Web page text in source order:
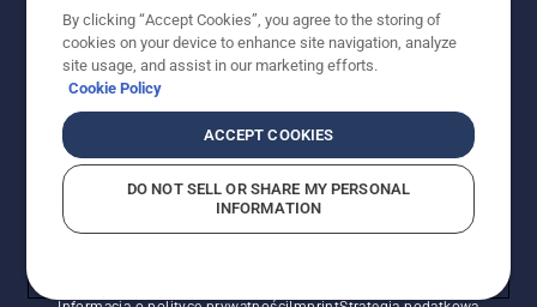
By clicking “Accept Cookies”, you agree to the storing of
cookies on your device to enhance site navigation, analyze
site usage, and assist in our marketing efforts.
Cookie Policy
ACCEPT COOKIES
DO NOT SELL OR SHARE MY PERSONAL
INFORMATION